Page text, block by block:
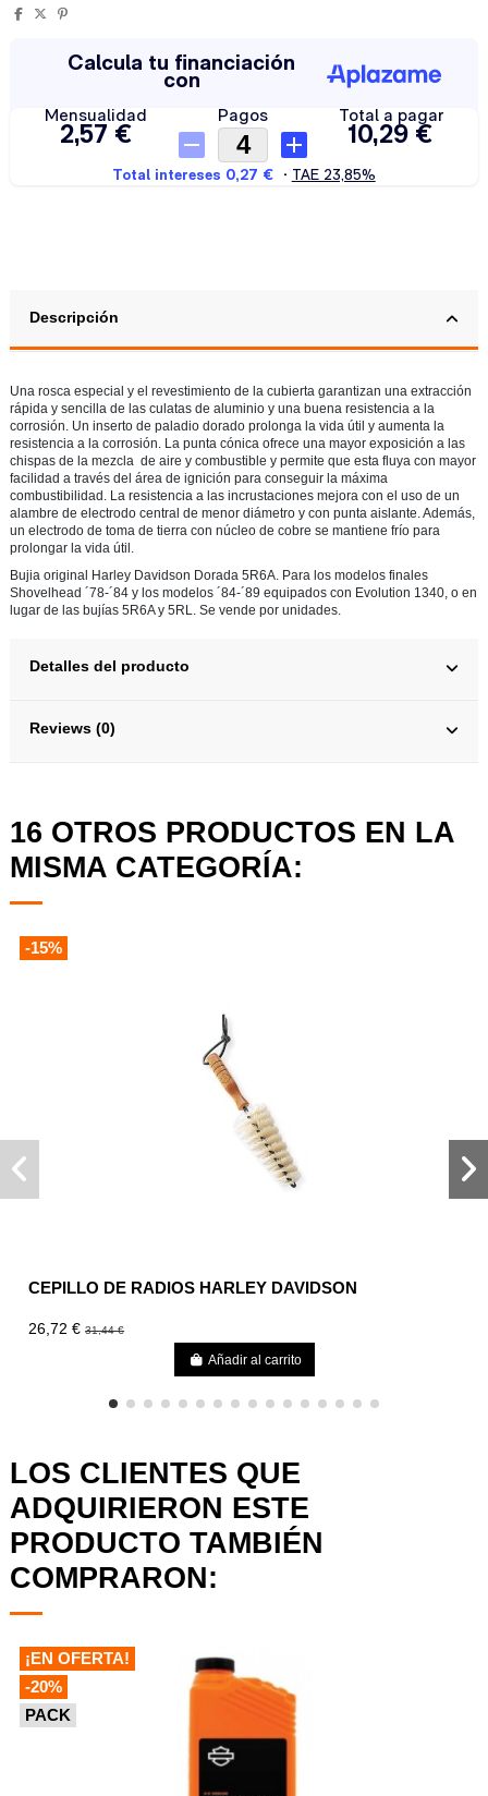
Descripción
Una rosca especial y el revestimiento de la cubierta garantizan una extracción
rápida y sencilla de las culatas de aluminio y una buena resistencia a la
corrosión. Un inserto de paladio dorado prolonga la vida útil y aumenta la
resistencia a la corrosión. La punta cónica ofrece una mayor exposición a las
chispas de la mezcla de aire y combustible y permite que esta fluya con mayor
facilidad a través del área de ignición para conseguir la máxima
combustibilidad. La resistencia a las incrustaciones mejora con el uso de un
alambre de electrodo central de menor diámetro y con punta aislante. Además,
un electrodo de toma de tierra con núcleo de cobre se mantiene frío para
prolongar la vida útil.
Bujia original Harley Davidson Dorada 5R6A. Para los modelos finales
Shovelhead ´78-´84 y los modelos ´84-´89 equipados con Evolution 1340, o en
lugar de las bujías 5R6A y 5RL. Se vende por unidades.
Detalles del producto
Reviews (0)
16 OTROS PRODUCTOS EN LA
MISMA CATEGORÍA:
-15%
CEPILLO DE RADIOS HARLEY DAVIDSON
26,72 €31,44 €
Añadir al carrito
LOS CLIENTES QUE
ADQUIRIERON ESTE
PRODUCTO TAMBIÉN
COMPRARON:
¡EN OFERTA!
-20%
PACK